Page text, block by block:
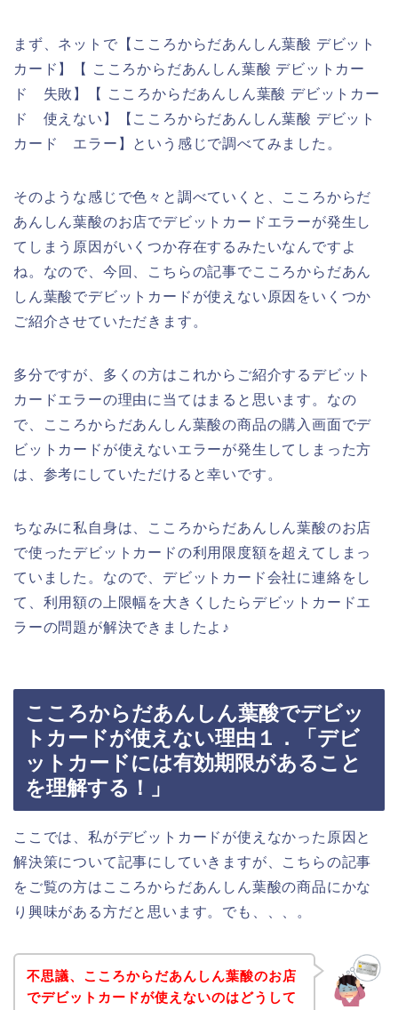
まず、ネットで【こころからだあんしん葉酸 デビット
カード】【 こころからだあんしん葉酸 デビットカー
ド 失敗】【 こころからだあんしん葉酸 デビットカー
ド 使えない】【こころからだあんしん葉酸 デビット
カード エラー】という感じで調べてみました。
そのような感じで色々と調べていくと、こころからだ
あんしん葉酸のお店でデビットカードエラーが発生し
てしまう原因がいくつか存在するみたいなんですよ
ね。なので、今回、こちらの記事でこころからだあん
しん葉酸でデビットカードが使えない原因をいくつか
ご紹介させていただきます。
多分ですが、多くの方はこれからご紹介するデビット
カードエラーの理由に当てはまると思います。なの
で、こころからだあんしん葉酸の商品の購入画面でデ
ビットカードが使えないエラーが発生してしまった方
は、参考にしていただけると幸いです。
ちなみに私自身は、こころからだあんしん葉酸のお店
で使ったデビットカードの利用限度額を超えてしまっ
ていました。なので、デビットカード会社に連絡をし
て、利用額の上限幅を大きくしたらデビットカードエ
ラーの問題が解決できましたよ♪
こころからだあんしん葉酸でデビッ
トカードが使えない理由１．「デビ
ットカードには有効期限があること
を理解する！」
ここでは、私がデビットカードが使えなかった原因と
解決策について記事にしていきますが、こちらの記事
をご覧の方はこころからだあんしん葉酸の商品にかな
り興味がある方だと思います。でも、、、。
不思議、こころからだあんしん葉酸のお店
でデビットカードが使えないのはどうして